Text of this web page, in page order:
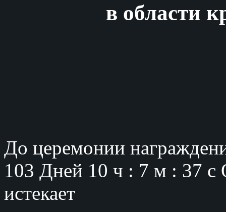
в области
До церемонии
103 Дней 10 ч : 7 м : 36 с
истекает